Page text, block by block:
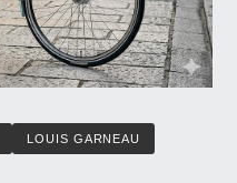
LOUIS GARNEAU